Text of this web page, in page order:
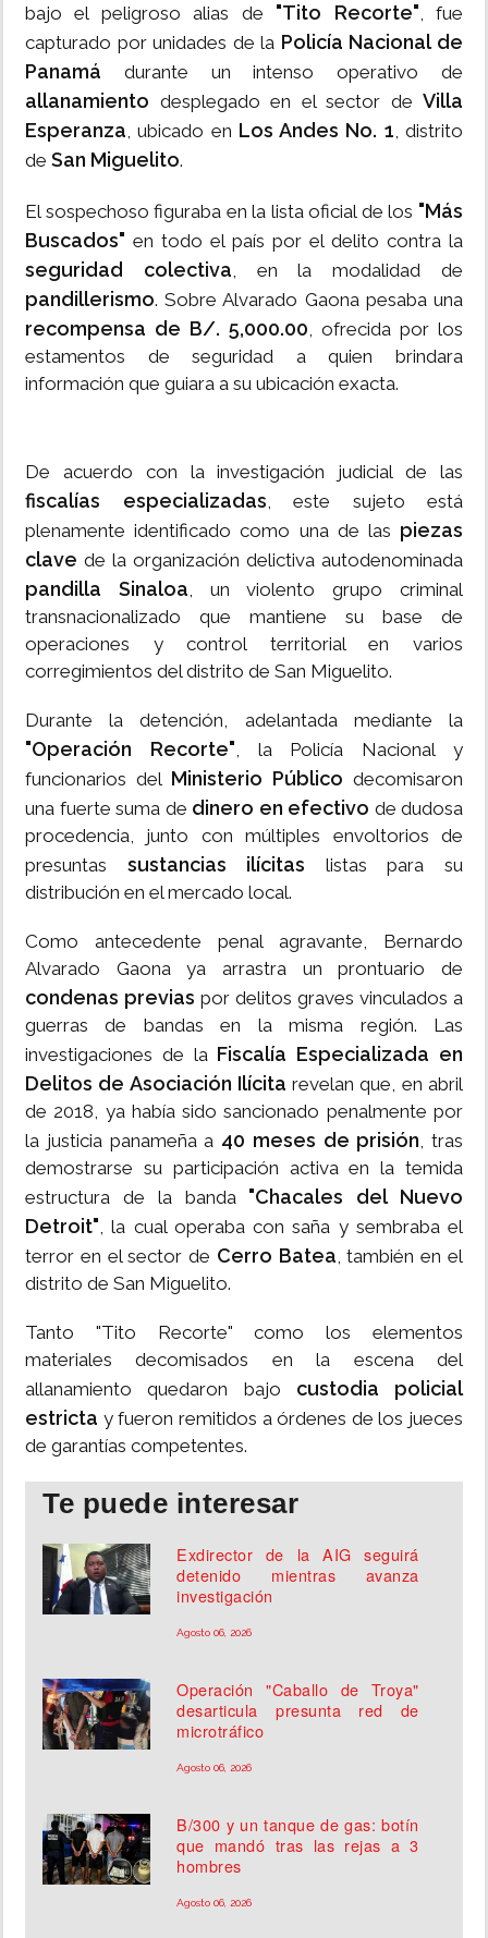
bajo el peligroso alias de "Tito Recorte", fue
capturado por unidades de la Policía Nacional de
Panamá durante un intenso operativo de
allanamiento desplegado en el sector de Villa
Esperanza, ubicado en Los Andes No. 1, distrito
de San Miguelito.
El sospechoso figuraba en la lista oficial de los "Más
Buscados" en todo el país por el delito contra la
seguridad colectiva, en la modalidad de
pandillerismo. Sobre Alvarado Gaona pesaba una
recompensa de B/. 5,000.00, ofrecida por los
estamentos de seguridad a quien brindara
información que guiara a su ubicación exacta.
De acuerdo con la investigación judicial de las
fiscalías especializadas, este sujeto está
plenamente identificado como una de las piezas
clave de la organización delictiva autodenominada
pandilla Sinaloa, un violento grupo criminal
transnacionalizado que mantiene su base de
operaciones y control territorial en varios
corregimientos del distrito de San Miguelito.
Durante la detención, adelantada mediante la
"Operación Recorte", la Policía Nacional y
funcionarios del Ministerio Público decomisaron
una fuerte suma de dinero en efectivo de dudosa
procedencia, junto con múltiples envoltorios de
presuntas sustancias ilícitas listas para su
distribución en el mercado local.
Como antecedente penal agravante, Bernardo
Alvarado Gaona ya arrastra un prontuario de
condenas previas por delitos graves vinculados a
guerras de bandas en la misma región. Las
investigaciones de la Fiscalía Especializada en
Delitos de Asociación Ilícita revelan que, en abril
de 2018, ya había sido sancionado penalmente por
la justicia panameña a 40 meses de prisión, tras
demostrarse su participación activa en la temida
estructura de la banda "Chacales del Nuevo
Detroit", la cual operaba con saña y sembraba el
terror en el sector de Cerro Batea, también en el
distrito de San Miguelito.
Tanto "Tito Recorte" como los elementos
materiales decomisados en la escena del
allanamiento quedaron bajo custodia policial
estricta y fueron remitidos a órdenes de los jueces
de garantías competentes.
Te puede interesar
Exdirector de la AIG seguirá
detenido mientras avanza
investigación
Agosto 06, 2026
Operación "Caballo de Troya"
desarticula presunta red de
microtráfico
Agosto 06, 2026
B/300 y un tanque de gas: botín
que mandó tras las rejas a 3
hombres
Agosto 06, 2026